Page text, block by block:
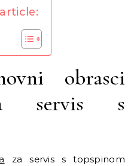
obrasci
servis s
za servis s topspinom